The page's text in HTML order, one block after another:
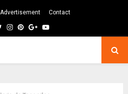
Advertisement Contact
TwitterInstagram
Pinterest
GoogleYoutube